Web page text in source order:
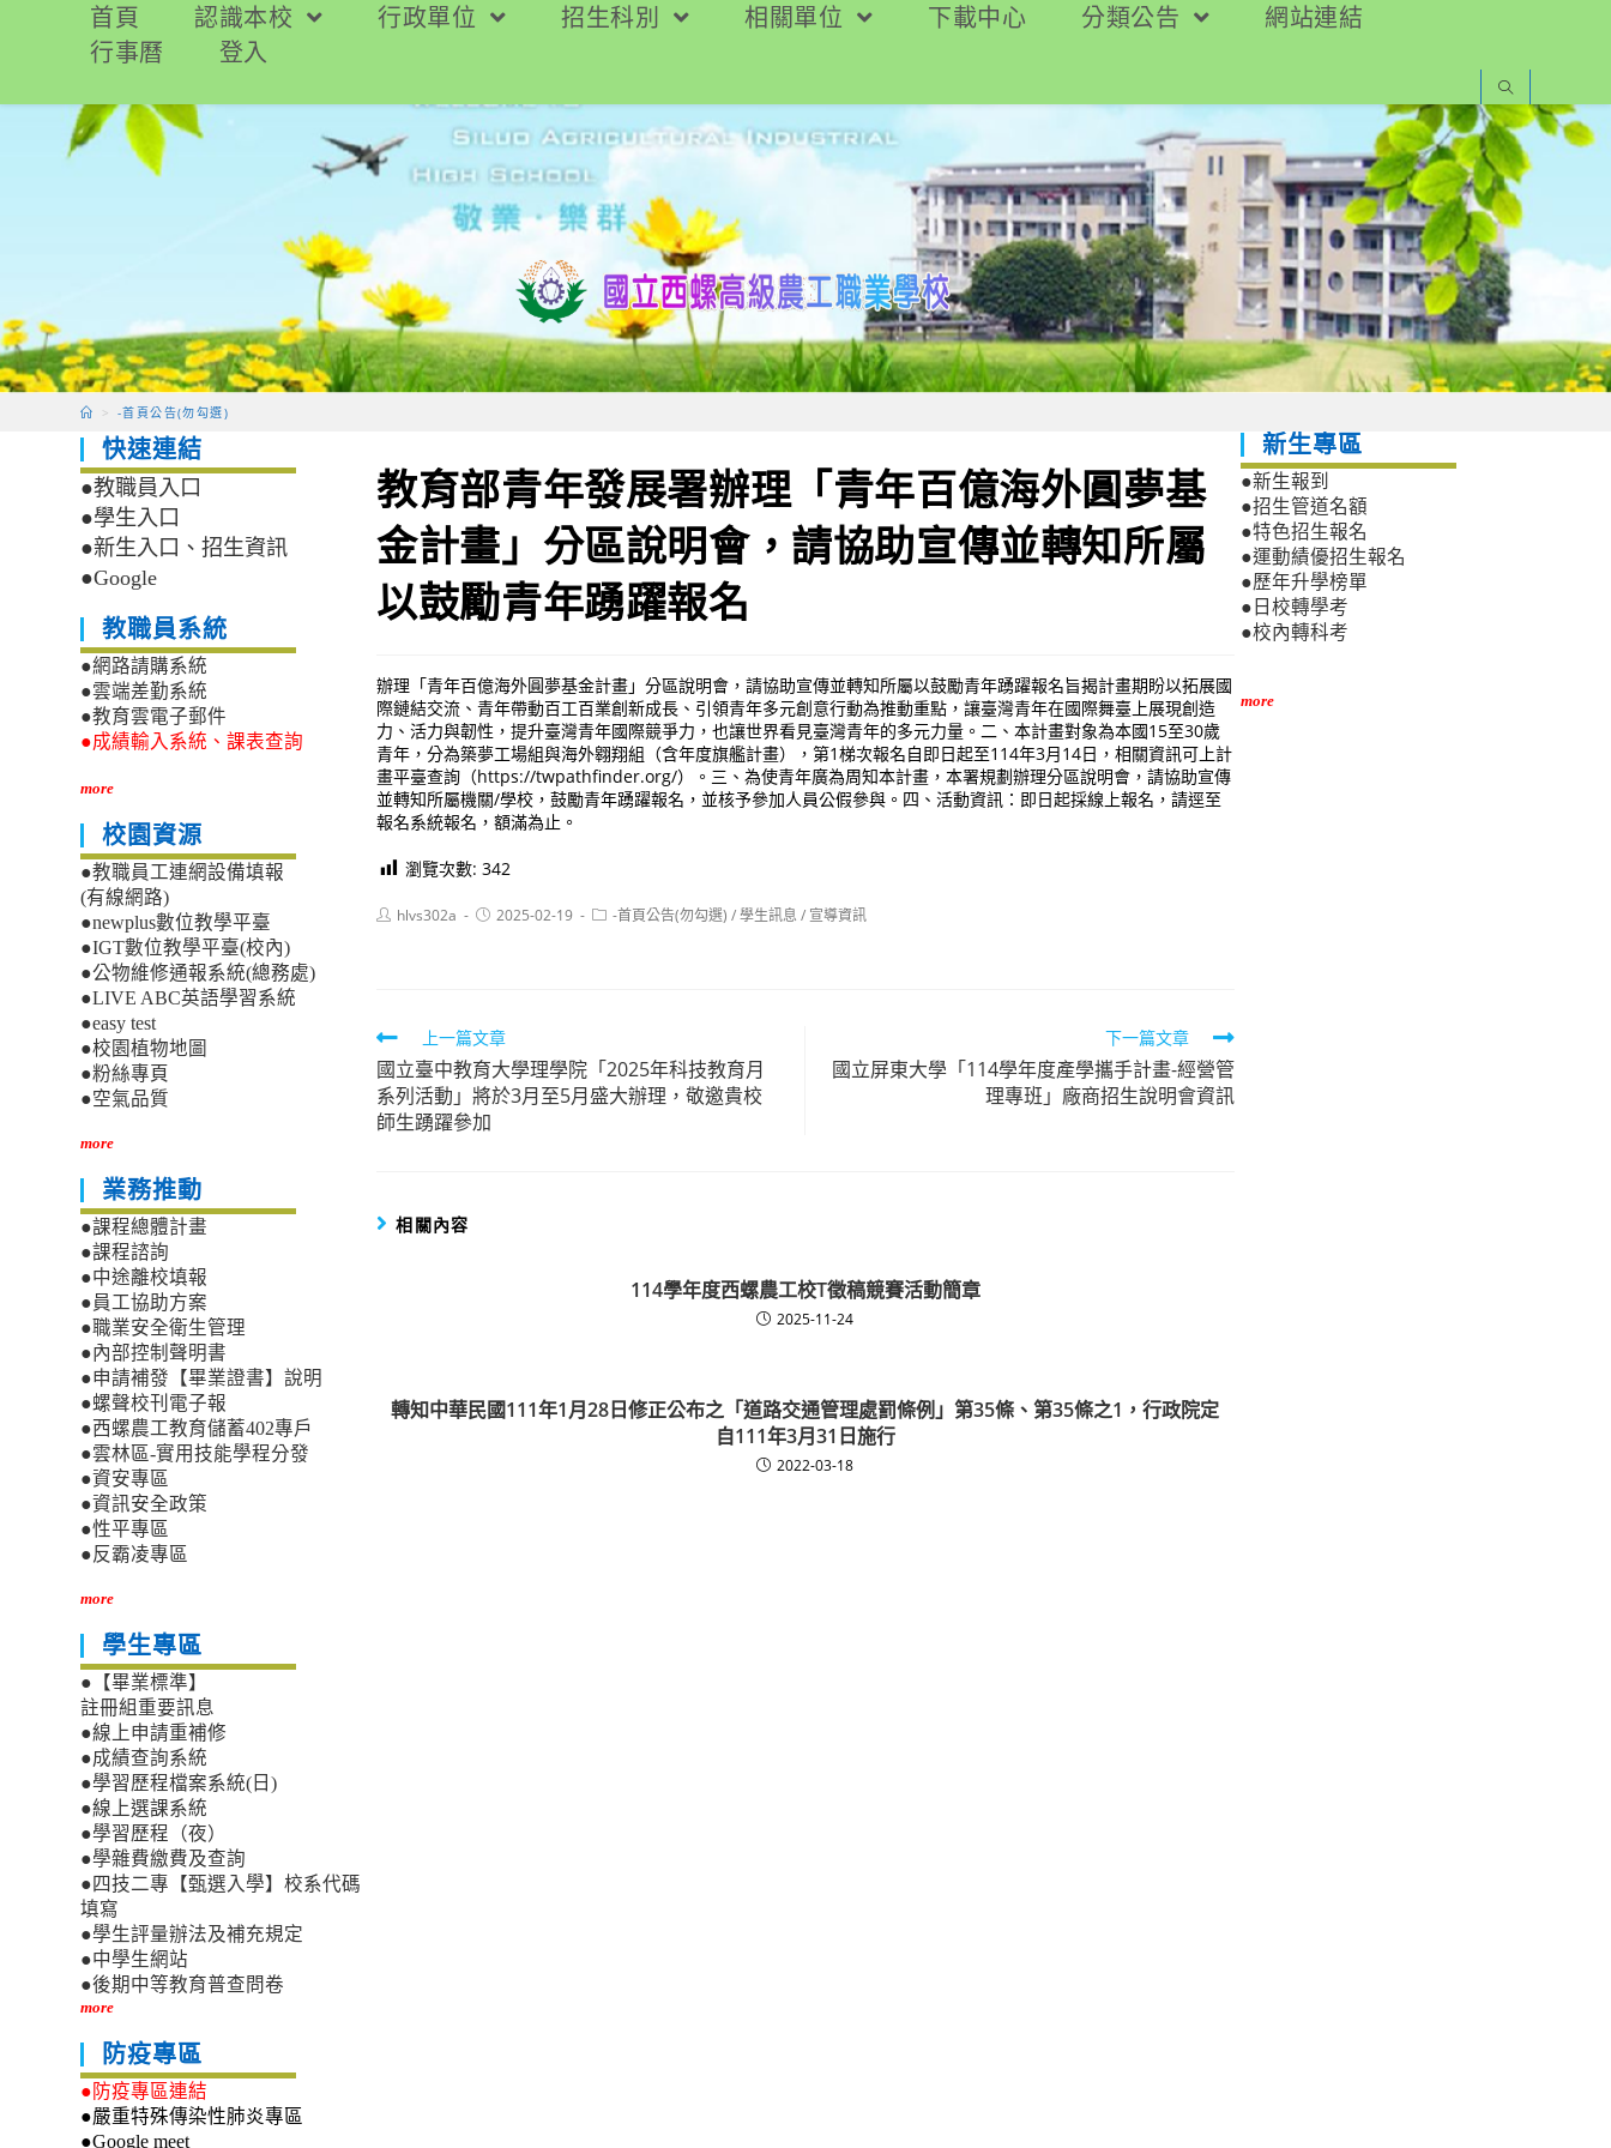
要
首頁 認識本校 行政單位 招生科別 相關單位 下載中心 分類公告
網站連結
行事曆
登入
> -首頁公告(勿勾選)
教育部青年發展署辦理「青年百億海外圓夢基
金計畫」分區說明會，請協助宣傳並轉知所屬
以鼓勵青年踴躍報名
辦理「青年百億海外圓夢基金計畫」分區說明會，請協助宣傳並轉知所屬以鼓勵青年踴躍報名旨揭計畫期盼以拓展國
際鏈結交流、青年帶動百工百業創新成長、引領青年多元創意行動為推動重點，讓臺灣青年在國際舞臺上展現創造
力、活力與韌性，提升臺灣青年國際競爭力，也讓世界看見臺灣青年的多元力量。二、本計畫對象為本國15至30歲
青年，分為築夢工場組與海外翱翔組（含年度旗艦計畫），第1梯次報名自即日起至114年3月14日，相關資訊可上計
畫平臺查詢（https://twpathfinder.org/）。三、為使青年廣為周知本計畫，本署規劃辦理分區說明會，請協助宣傳
並轉知所屬機關/學校，鼓勵青年踴躍報名，並核予參加人員公假參與。四、活動資訊：即日起採線上報名，請逕至
報名系統報名，額滿為止。
瀏覽次數: 342
Posthlvs302a
Post2025-02-19
Post-首頁公告(勿勾選) /學生訊息 / 宣導資訊
Read
more
articles
上一篇文章
國立臺中教育大學理學院「2025年科技教育月
系列活動」將於3月至5月盛大辦理，敬邀貴校
師生踴躍參加
下一篇文章
國立屏東大學「114學年度產學攜手計畫-經營管
理專班」廠商招生說明會資訊
相關內容
114學年度西螺農工校T徵稿競賽活動簡章
2025-11-24
轉知中華民國111年1月28日修正公布之「道路交通管理處罰條例」第35條、第35條之1，行政院定
自111年3月31日施行
2022-03-18
快速連結
●教職員入口
●學生入口
●新生入口、招生資訊
●Google
教職員系統
●網路請購系統
●雲端差勤系統
●教育雲電子郵件
●成績輸入系統、課表查詢
more
校園資源
●教職員工連網設備填報
(有線網路)
●newplus數位教學平臺
●IGT數位教學平臺(校內)
●公物維修通報系統(總務處)
●LIVE ABC英語學習系統
●easy test
●校園植物地圖
●粉絲專頁
●空氣品質
more
業務推動
●課程總體計畫
●課程諮詢
●中途離校填報
●員工協助方案
●職業安全衛生管理
●內部控制聲明書
●申請補發【畢業證書】說明
●螺聲校刊電子報
●西螺農工教育儲蓄402專戶
●雲林區-實用技能學程分發
●資安專區
●資訊安全政策
●性平專區
●反霸凌專區
more
學生專區
●【畢業標準】
註冊組重要訊息
●線上申請重補修
●成績查詢系統
●學習歷程檔案系統(日)
●線上選課系統
●學習歷程（夜）
●學雜費繳費及查詢
●四技二專【甄選入學】校系代碼
填寫
●學生評量辦法及補充規定
●中學生網站
●後期中等教育普查問卷
more
防疫專區
●防疫專區連結
●嚴重特殊傳染性肺炎專區
●Google meet
新生專區
●新生報到
●招生管道名額
●特色招生報名
●運動績優招生報名
●歷年升學榜單
●日校轉學考
●校內轉科考
more